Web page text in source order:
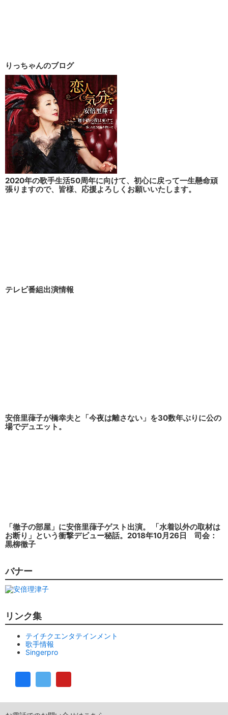
りっちゃんのブログ
2020年の歌手生活50周年に向けて、初心に戻って一生懸命頑
張りますので、皆様、応援よろしくお願いいたします。
テレビ番組出演情報
安倍里葎子が橋幸夫と「今夜は離さない」を30数年ぶりに公の
場でデュエット。
「徹子の部屋」に安倍里葎子ゲスト出演。 「水着以外の取材は
お断り」という衝撃デビュー秘話。2018年10月26日 司会：
黒柳徹子
バナー
リンク集
テイチクエンタテインメント
歌手情報
Singerpro